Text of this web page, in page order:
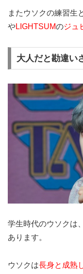
またウソクの練習生
やLIGHTSUMのジュ
大人だと勘違い
学生時代のウソクは、
あります。
ウソクは長身と成熟